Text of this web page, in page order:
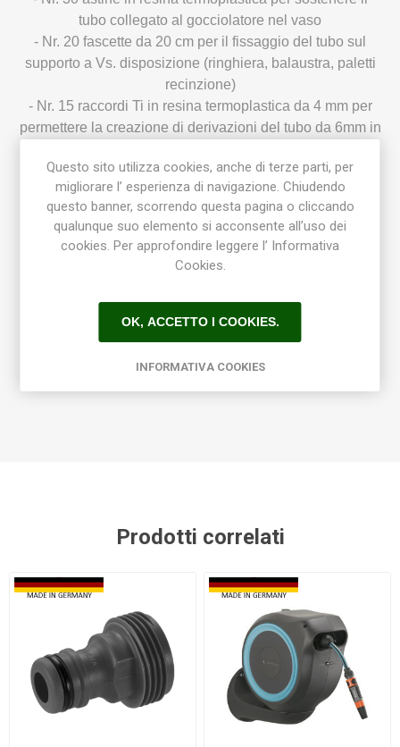
tubo collegato al gocciolatore nel vaso
- Nr. 20 fascette da 20 cm per il fissaggio del tubo sul
supporto a Vs. disposizione (ringhiera, balaustra, paletti
recinzione)
- Nr. 15 raccordi Ti in resina termoplastica da 4 mm per
permettere la creazione di derivazioni del tubo da 6mm in
- Nr. 1 raccordo rapido 10x3/4" per il collegamento al
programmatore
- Nr. 2 manicotti rapidi 10x10 per giunzione
- Nr. 4 gomiti rapidi 10x10 per giunzione
- Nr. 2 ti rapidi 10x10x10 per giunzione
tubo da 6 mm alla rete e l'inserimento dei gocciolatori
- Nr. 4 tappi rapidi da 10 mm fine linea
- Nr. 2 tappi ad innesto per raccordi da 6 mm
- Nr. 1 valvola a fera di intercettazione 10x10
Prodotti correlati
Questo sito utilizza cookies, anche di terze parti, per
migliorare l’ esperienza di navigazione. Chiudendo
questo banner, scorrendo questa pagina o cliccando
qualunque suo elemento si acconsente all’uso dei
cookies. Per approfondire leggere l’ Informativa
Cookies.
OK, ACCETTO I COOKIES.
INFORMATIVA COOKIES